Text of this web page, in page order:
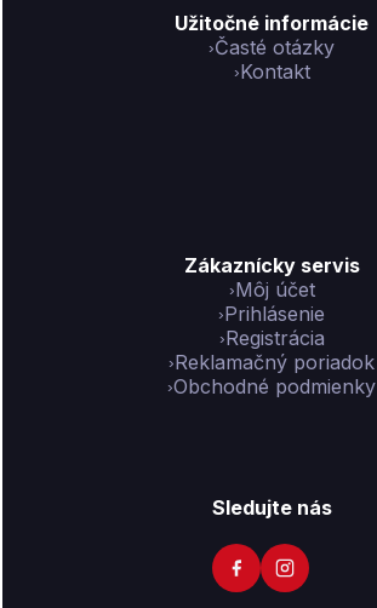
Užitočné informácie
Časté otázky
Kontakt
Zákaznícky servis
Môj účet
Prihlásenie
Registrácia
Reklamačný poriadok
Obchodné podmienky
Sledujte nás